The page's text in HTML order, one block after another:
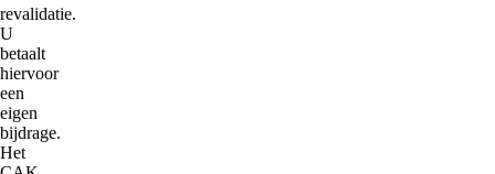
revalidatie.
U
betaalt
hiervoor
een
eigen
bijdrage.
Het